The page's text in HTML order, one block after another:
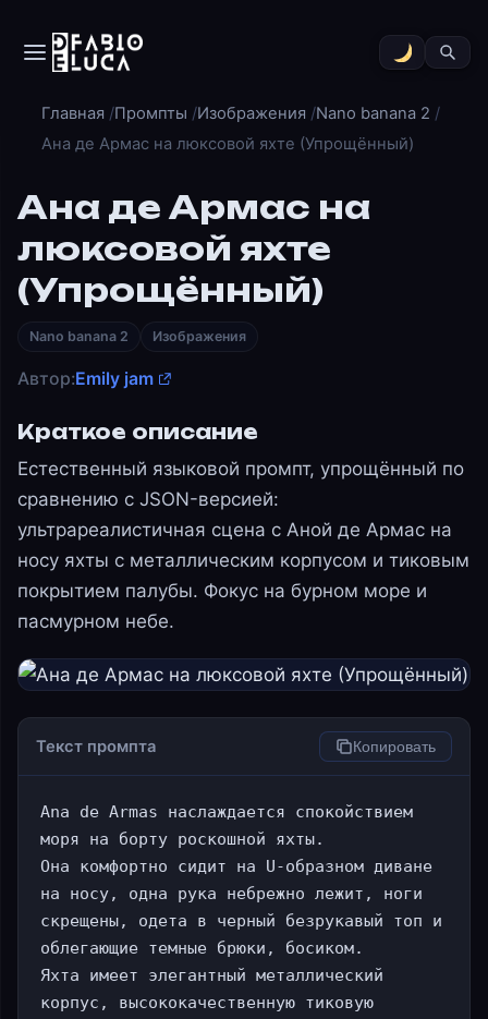
Главная Промпты Изображения
Nano banana 2
Ана де Армас на люксовой яхте (Упрощённый)
Ана де Армас на
люксовой яхте
(Упрощённый)
Nano banana 2 Изображения
Автор:Emily jam
Краткое описание
Естественный языковой промпт, упрощённый по
сравнению с JSON-версией:
ультрареалистичная сцена с Аной де Армас на
носу яхты с металлическим корпусом и тиковым
покрытием палубы. Фокус на бурном море и
пасмурном небе.
Текст промпта Копировать
Ana de Armas наслаждается спокойствием
моря на борту роскошной яхты.
Она комфортно сидит на U-образном диване
на носу, одна рука небрежно лежит, ноги
скрещены, одета в черный безрукавый топ и
облегающие темные брюки, босиком.
Яхта имеет элегантный металлический
корпус, высококачественную тиковую